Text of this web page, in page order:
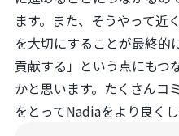
ます。また、そうやって近
を大切にすることが最終的
貢献する」という点にもつ
かと思います。たくさんコ
をとってNadiaをより良く